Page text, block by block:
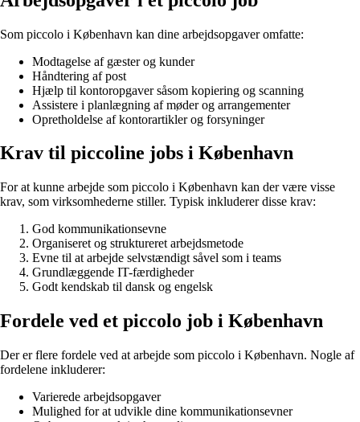
Som piccolo i København kan dine arbejdsopgaver omfatte:
Modtagelse af gæster og kunder
Håndtering af post
Hjælp til kontoropgaver såsom kopiering og scanning
Assistere i planlægning af møder og arrangementer
Opretholdelse af kontorartikler og forsyninger
Krav til piccoline jobs i København
For at kunne arbejde som piccolo i København kan der være visse
krav, som virksomhederne stiller. Typisk inkluderer disse krav:
God kommunikationsevne
Organiseret og struktureret arbejdsmetode
Evne til at arbejde selvstændigt såvel som i teams
Grundlæggende IT-færdigheder
Godt kendskab til dansk og engelsk
Fordele ved et piccolo job i København
Der er flere fordele ved at arbejde som piccolo i København. Nogle af
fordelene inkluderer:
Varierede arbejdsopgaver
Mulighed for at udvikle dine kommunikationsevner